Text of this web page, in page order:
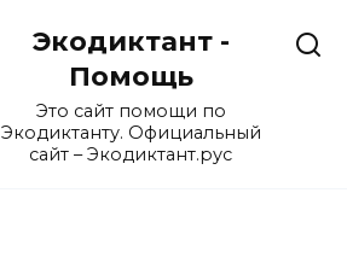
Экодиктант -
Помощь
Это сайт помощи по
Экодиктанту. Официальный
сайт – Экодиктант.рус